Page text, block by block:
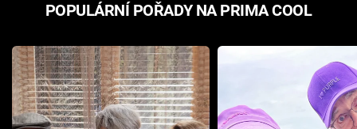
POPULÁRNÍ POŘADY NA PRIMA COOL